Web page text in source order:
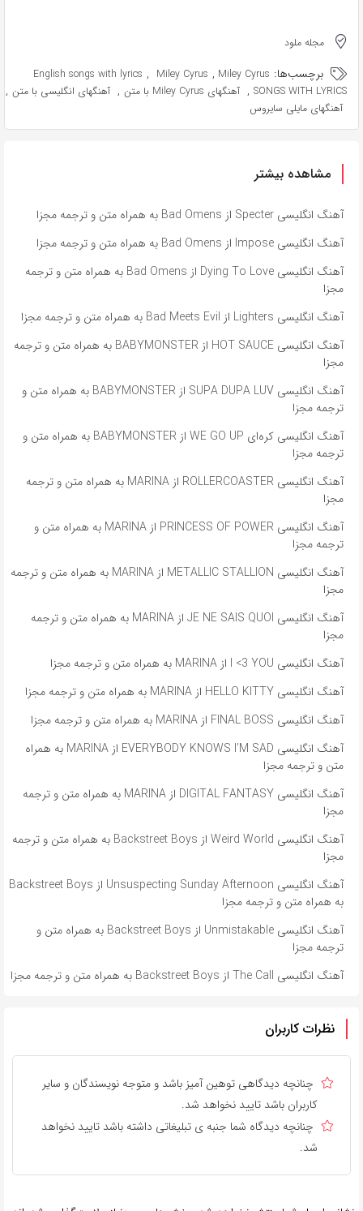
مجله ملود
برچسب‌ها: English songs with lyrics , Miley Cyrus , Miley Cyrus
SONGS WITH LYRICS
, آهنگهای Miley Cyrus با متن , آهنگهای انگلیسی با متن ,
آهنگهای مایلی سایروس
مشاهده بیشتر
آهنگ انگلیسی Specter از Bad Omens به همراه متن و ترجمه مجزا
آهنگ انگلیسی Impose از Bad Omens به همراه متن و ترجمه مجزا
آهنگ انگلیسی Dying To Love از Bad Omens به همراه متن و ترجمه
مجزا
آهنگ انگلیسی Lighters از Bad Meets Evil به همراه متن و ترجمه مجزا
آهنگ انگلیسی HOT SAUCE از BABYMONSTER به همراه متن و ترجمه
مجزا
آهنگ انگلیسی SUPA DUPA LUV از BABYMONSTER به همراه متن و
ترجمه مجزا
آهنگ انگلیسی کره‌ای WE GO UP از BABYMONSTER به همراه متن و
ترجمه مجزا
آهنگ انگلیسی ROLLERCOASTER از MARINA به همراه متن و ترجمه
مجزا
آهنگ انگلیسی PRINCESS OF POWER از MARINA به همراه متن و
ترجمه مجزا
آهنگ انگلیسی METALLIC STALLION از MARINA به همراه متن و ترجمه
مجزا
آهنگ انگلیسی JE NE SAIS QUOI از MARINA به همراه متن و ترجمه
مجزا
آهنگ انگلیسی I <3 YOU از MARINA به همراه متن و ترجمه مجزا
آهنگ انگلیسی HELLO KITTY از MARINA به همراه متن و ترجمه مجزا
آهنگ انگلیسی FINAL BOSS از MARINA به همراه متن و ترجمه مجزا
آهنگ انگلیسی EVERYBODY KNOWS I’M SAD از MARINA به همراه
متن و ترجمه مجزا
آهنگ انگلیسی DIGITAL FANTASY از MARINA به همراه متن و ترجمه
مجزا
آهنگ انگلیسی Weird World از Backstreet Boys به همراه متن و ترجمه
مجزا
آهنگ انگلیسی Unsuspecting Sunday Afternoon از Backstreet Boys
به همراه متن و ترجمه مجزا
آهنگ انگلیسی Unmistakable از Backstreet Boys به همراه متن و
ترجمه مجزا
آهنگ انگلیسی The Call از Backstreet Boys به همراه متن و ترجمه مجزا
نظرات کاربران
چنانچه دیدگاهی توهین آمیز باشد و متوجه نویسندگان و سایر
کاربران باشد تایید نخواهد شد.
چنانچه دیدگاه شما جنبه ی تبلیغاتی داشته باشد تایید نخواهد
شد.